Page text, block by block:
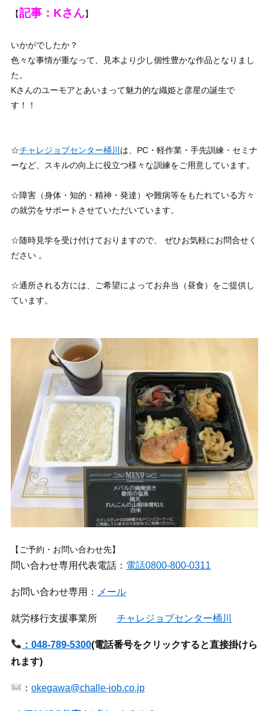
【記事：Kさん】
いかがでしたか？
色々な事情が重なって、見本より少し個性豊かな作品となりまし
た。
Kさんのユーモアとあいまって魅力的な織姫と彦星の誕生で
す！！
☆チャレジョブセンター桶川は、PC・軽作業・手先訓練・セミナ
ーなど、スキルの向上に役立つ様々な訓練をご用意しています。
☆障害（身体・知的・精神・発達）や難病等をもたれている方々
の就労をサポートさせていただいています。
☆随時見学を受け付けておりますので、 ぜひお気軽にお問合せく
ださい 。
☆通所される方には、ご希望によってお弁当（昼食）をご提供し
ています。
【ご予約・お問い合わせ先】
問い合わせ専用代表電話： 電話0800-800-0311
お問い合わせ専用： メール
就労移行支援事業所 チャレジョブセンター桶川
：048-789-5300(電話番号をクリックすると直接掛けら
れます)
：okegawa@challe-job.co.jp